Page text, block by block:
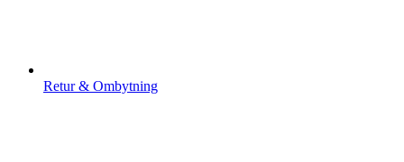
Retur & Ombytning